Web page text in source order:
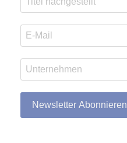
Newsletter Abonnieren